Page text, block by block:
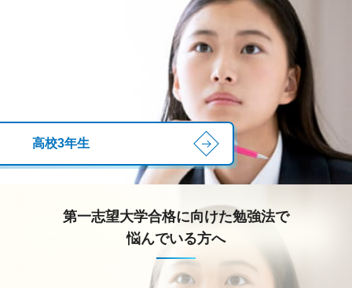
高校3年生
第一志望大学合格に向けた勉強法で
悩んでいる方へ